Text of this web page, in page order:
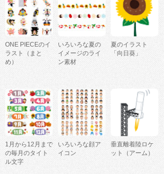
ONE PIECEのイ
ラスト（まと
め）
いろいろな夏の
イメージのライ
ン素材
夏のイラスト
「向日葵」
1月から12月まで
の毎月のタイト
ル文字
いろいろな顔ア
イコン
垂直離着陸ロケ
ット（アーム）